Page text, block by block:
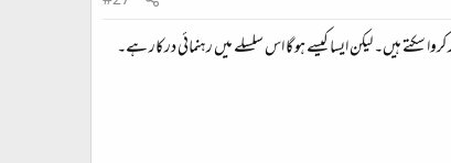
کروا سکتے ہیں۔ لیکن ایسا کیسے ہو گا اس سلسلے میں رہنمائی درکار ہے۔